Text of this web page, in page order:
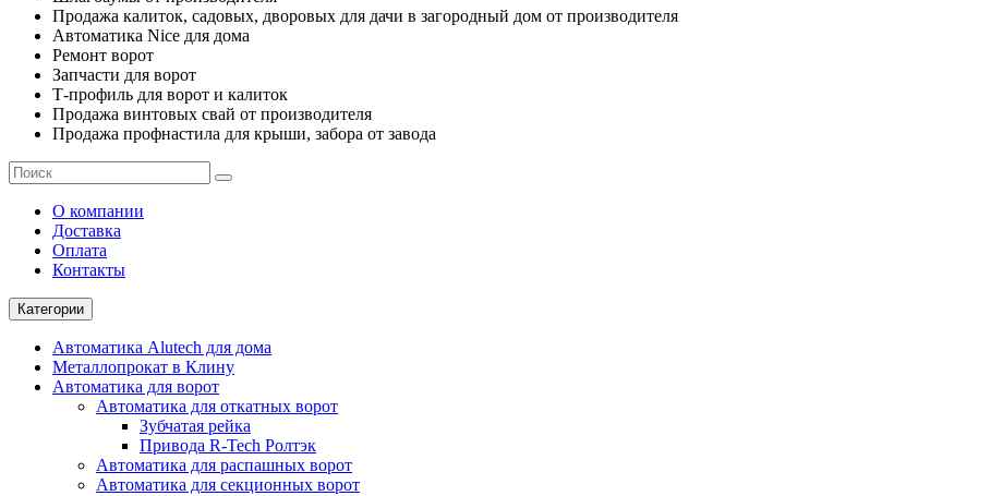
Продажа калиток, садовых, дворовых для дачи в загородный дом от производителя
Автоматика Nice для дома
Ремонт ворот
Запчасти для ворот
Т-профиль для ворот и калиток
Продажа винтовых свай от производителя
Продажа профнастила для крыши, забора от завода
О компании
Доставка
Оплата
Контакты
Категории
Автоматика Alutech для дома
Металлопрокат в Клину
Автоматика для ворот
Автоматика для откатных ворот
Зубчатая рейка
Привода R-Tech Ролтэк
Автоматика для распашных ворот
Автоматика для секционных ворот